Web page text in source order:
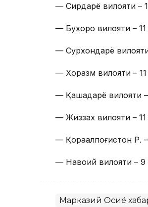
— Сирдарё вилояти –
— Бухоро вилояти –
— Сурхондарё
— Хоразм вилояти –
— Қашқадарё вилояти
— Жиззах вилояти –
— Қорақалпоғистон Р.
— Навоий вилояти – 9
Марказий Осиё